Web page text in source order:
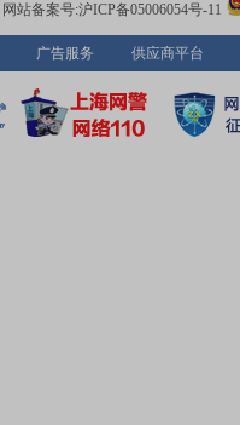
网站备案号:沪ICP备05006054号-11
广告服务 供应商平台